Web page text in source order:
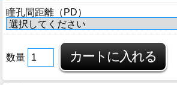
瞳孔間距離（PD）
数量